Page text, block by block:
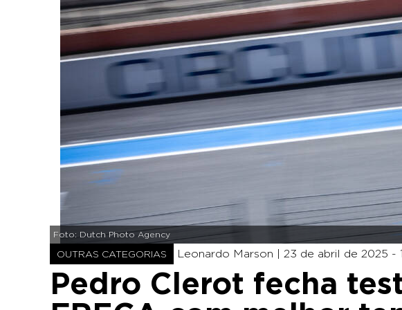
Foto: Dutch Photo Agency
OUTRAS CATEGORIAS Leonardo Marson | 23 de abril de 2025 -
Pedro Clerot fecha